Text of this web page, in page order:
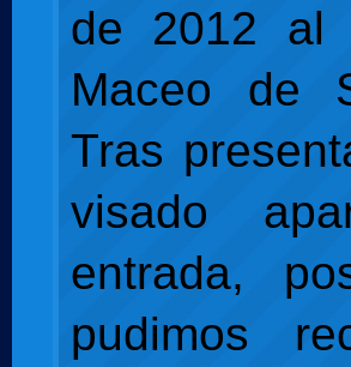
de 2012 al
Maceo de
Tras
visado
entrada,
pudimos